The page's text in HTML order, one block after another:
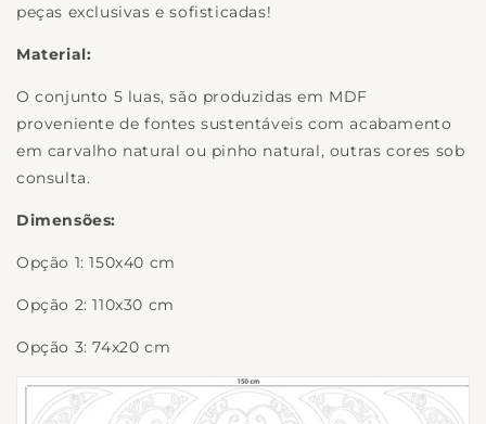
peças exclusivas e sofisticadas!
Material:
O conjunto 5 luas, são produzidas em MDF
proveniente de fontes sustentáveis com acabamento
em carvalho natural ou pinho natural, outras cores sob
consulta.
Dimensões:
Opção 1: 150x40 cm
Opção 2: 110x30 cm
Opção 3: 74x20 cm